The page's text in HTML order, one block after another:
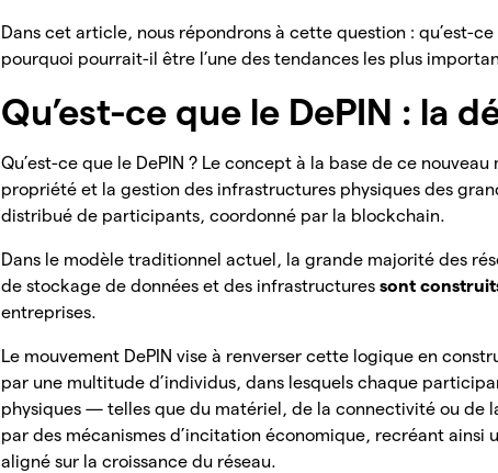
Dans cet article, nous répondrons à cette question : qu’est-
pourquoi pourrait-il être l’une des tendances les plus
Qu’est-ce que le DePIN : la
Qu’est-ce que le DePIN ? Le concept à la base de ce
propriété et la gestion des infrastructures physiques des
distribué de participants, coordonné par la blockchain.
Dans le modèle traditionnel actuel, la grande majorité des
de stockage de données et des infrastructuressont
entreprises.
Le mouvement DePIN vise à renverser cette logique en
par une multitude d’individus, dans lesquels chaque
physiques — telles que du matériel, de la connectivité ou de
par des mécanismes d’incitation économique, recréant ainsi
aligné sur la croissance du réseau.